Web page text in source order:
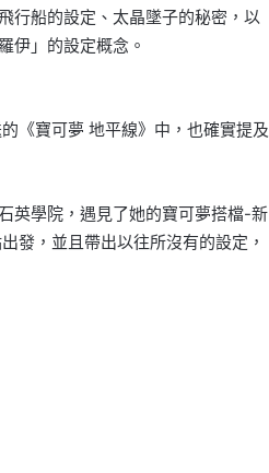
行船的設定、太晶墜子的秘密，以
伊」的設定概念。
《寶可夢 地平線》中，也確實提及
英學院，遇見了她的寶可夢搭檔-新
發，並且帶出以往所沒有的設定，